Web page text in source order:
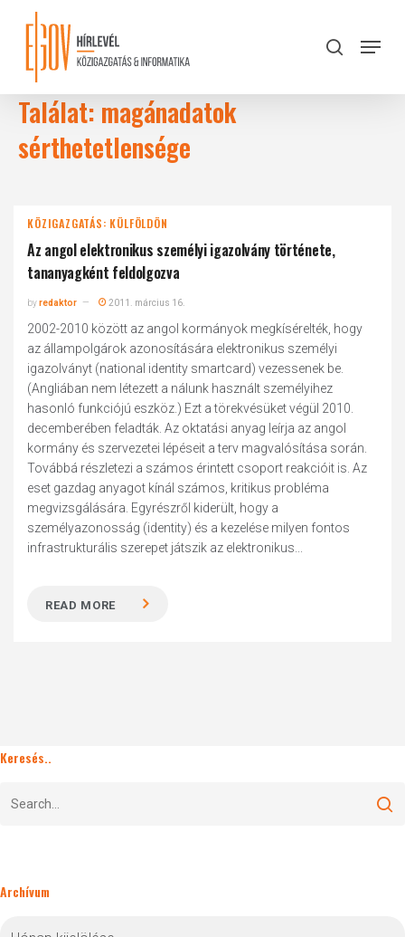
content
search
Menu
Találat: magánadatok
sérthetetlensége
KÖZIGAZGATÁS: KÜLFÖLDÖN
Az angol elektronikus személyi igazolvány története,
tananyagként feldolgozva
byredaktor 2011. március 16.
2002-2010 között az angol kormányok megkísérelték, hogy
az állampolgárok azonosítására elektronikus személyi
igazolványt (national identity smartcard) vezessenek be.
(Angliában nem létezett a nálunk használt személyihez
hasonló funkciójú eszköz.) Ezt a törekvésüket végül 2010.
decemberében feladták. Az oktatási anyag leírja az angol
kormány és szervezetei lépéseit a terv magvalósítása során.
Továbbá részletezi a számos érintett csoport reakcióit is. Az
eset gazdag anyagot kínál számos, kritikus probléma
megvizsgálására. Egyrészről kiderült, hogy a
személyazonosság (identity) és a kezelése milyen fontos
infrastrukturális szerepet játszik az elektronikus...
READ MORE
Keresés..
Archívum
Close